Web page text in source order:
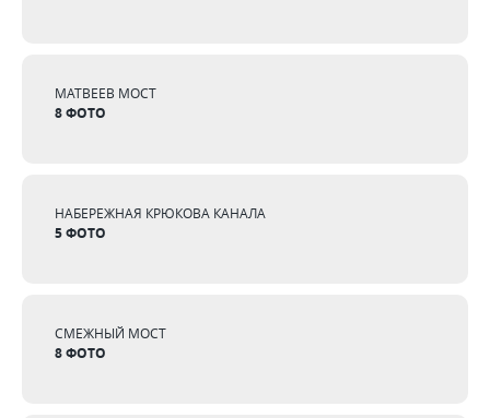
МАТВЕЕВ МОСТ
8 ФОТО
НАБЕРЕЖНАЯ КРЮКОВА КАНАЛА
5 ФОТО
СМЕЖНЫЙ МОСТ
8 ФОТО